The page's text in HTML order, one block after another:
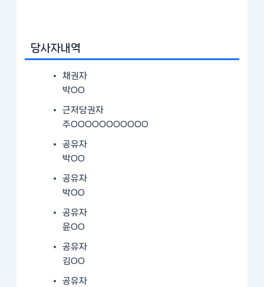
당사자내역
채권자
박OO
근저당권자
주OOOOOOOOOOO
공유자
박OO
공유자
박OO
공유자
윤OO
공유자
김OO
공유자